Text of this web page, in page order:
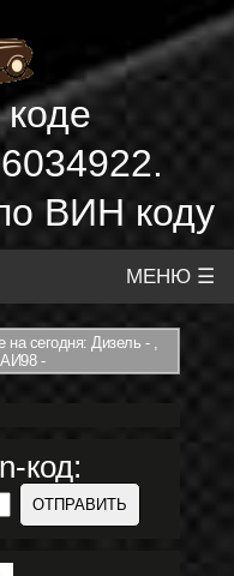
ВИН коду
МЕНЮ ☰
на сегодня: Дизель - ,
-
код: